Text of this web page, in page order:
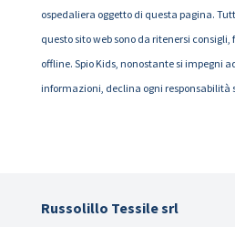
ospedaliera oggetto di questa pagina.
questo sito web sono da ritenersi
offline. Spio Kids, nonostante si impegni
informazioni, declina ogni responsabilità
Russolillo Tessile srl